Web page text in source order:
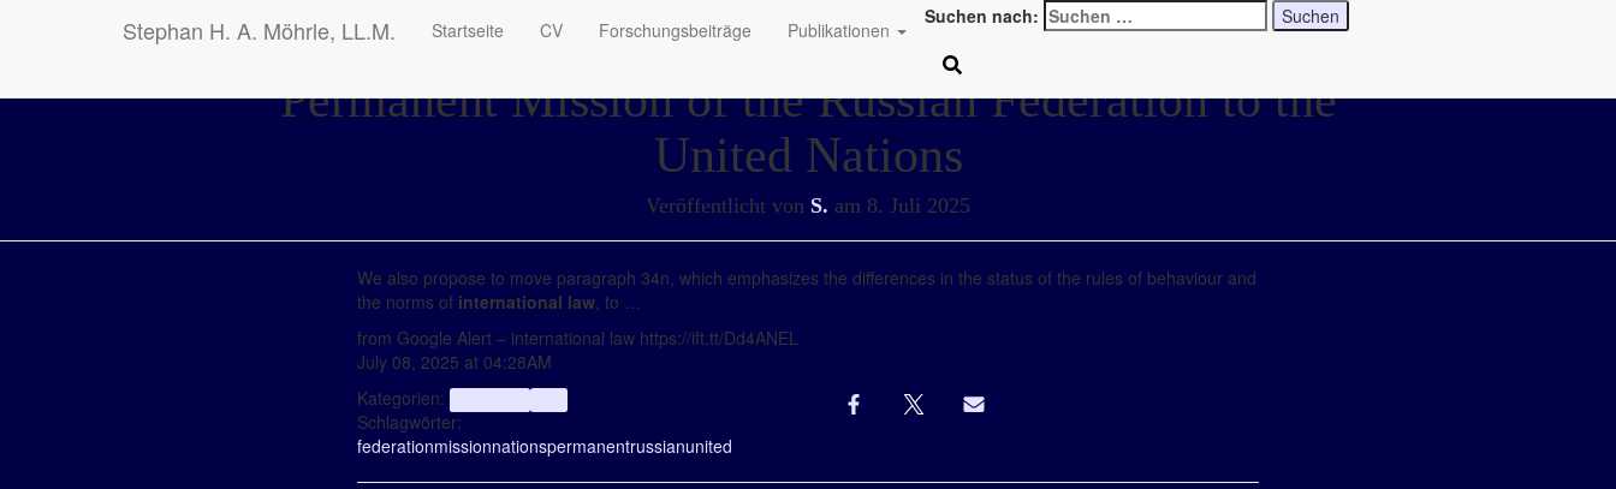
Stephan H. A. Möhrle, LL.M. Startseite CV Forschungsbeiträge Publikationen
Suchen nach:
Permanent Mission of the Russian Federation to the
United Nations
Veröffentlicht von S. am 8. Juli 2025
We also propose to move paragraph 34n, which emphasizes the differences in the status of the rules of behaviour and
the norms of international law, to …
from Google Alert – international law https://ift.tt/Dd4ANEL
July 08, 2025 at 04:28AM
Kategorien:
Schlagwörter:
federationmissionnationspermanentrussianunited